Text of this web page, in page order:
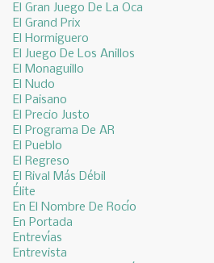
El Gran Juego De La Oca
El Grand Prix
El Hormiguero
El Juego De Los Anillos
El Monaguillo
El Nudo
El Paisano
El Precio Justo
El Programa De AR
El Pueblo
El Regreso
El Rival Más Débil
Élite
En El Nombre De Rocío
En Portada
Entrevías
Entrevista